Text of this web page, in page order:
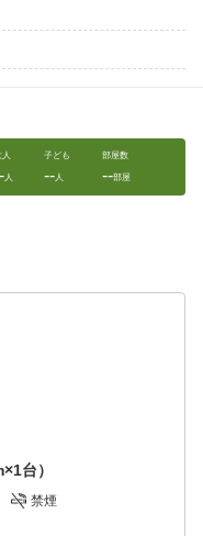
ンあり
周辺・
ください
ます
様と
ナルから
合の
料です
人
人
子ども
--人
部屋数
--部屋
台）
禁煙